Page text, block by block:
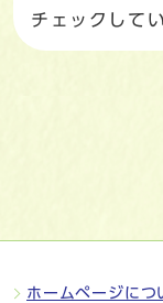
チェックして
ホームページにつ